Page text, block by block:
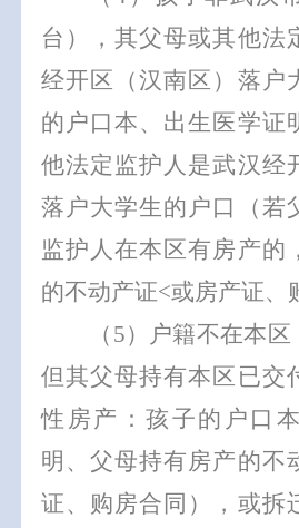
台），其父母或其他法
经开区（汉南区）落户
的户口本、出生医学证
他法定监护人是武汉经
落户大学生的 户口 （若
监护人在本区有房产的，
的不动产证<或房产证、
（ 5） 户籍不在本区
但其父母持有本区已交
性房产：孩子的户口
明、父母持有房产的不
证、购房合同），或拆